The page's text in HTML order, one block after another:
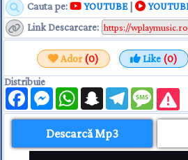
Cauta pe:
YOUTUBE|
Link Descarcare:
Ador(0) Like (0)
Distribuie
FacebookMessengerWhatsAppSnapchatTelegramMessage
Descarcă Mp3